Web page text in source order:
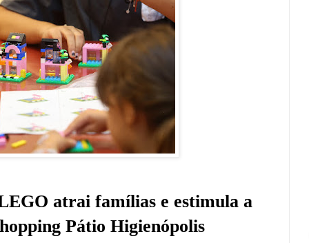
atrai famílias e estimula a
Pátio Higienópolis